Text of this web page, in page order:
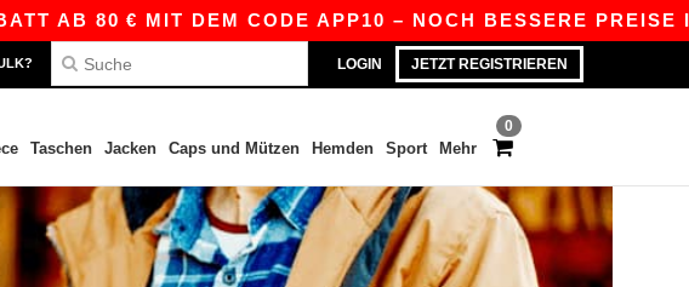
MIT DEM CODE APP10 – NOCH BESSERE PREISE IN DER
LOGIN JETZT REGISTRIEREN
0
Taschen Jacken Caps und Mützen Hemden Sport Mehr